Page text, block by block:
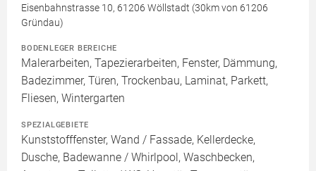
Eisenbahnstrasse 10, 61206 Wöllstadt (30km von 61206
Gründau)
BODENLEGER BEREICHE
Malerarbeiten, Tapezierarbeiten, Fenster, Dämmung,
Badezimmer, Türen, Trockenbau, Laminat, Parkett,
Fliesen, Wintergarten
SPEZIALGEBIETE
Kunststofffenster, Wand / Fassade, Kellerdecke,
Dusche, Badewanne / Whirlpool, Waschbecken,